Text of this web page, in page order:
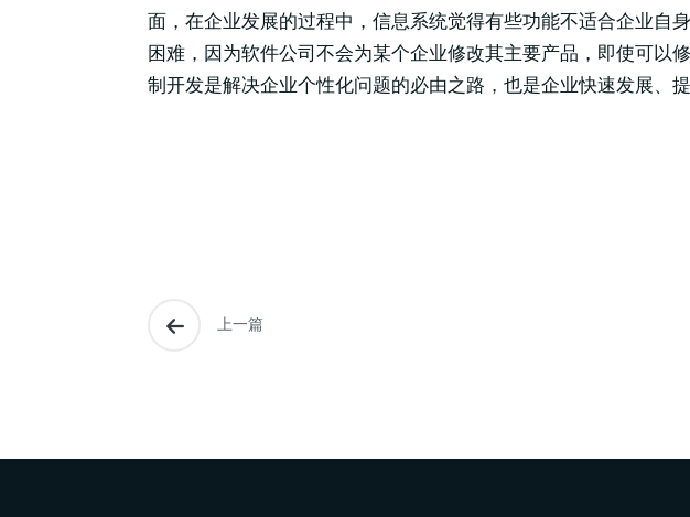
面，在企业发展的过程中，信息系统觉得有些功能不适合企业自
困难，因为软件公司不会为某个企业修改其主要产品，即使可以
制开发是解决企业个性化问题的必由之路，也是企业快速发展、
上一篇